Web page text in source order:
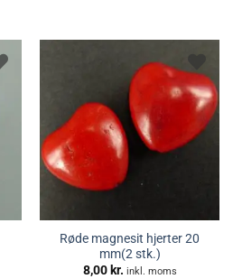
Røde magnesit hjerter 20
mm(2 stk.)
8,00 kr. inkl. moms